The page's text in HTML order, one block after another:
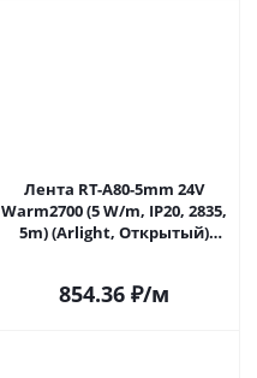
Лента RT-A80-5mm 24V
Warm2700 (5 W/m, IP20, 2835,
5m) (Arlight, Открытый)
854.36 ₽/м